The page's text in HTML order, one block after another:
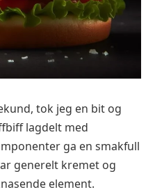
tok jeg en bit og
lagdelt med
ga en smakfull
generelt kremet og
element.